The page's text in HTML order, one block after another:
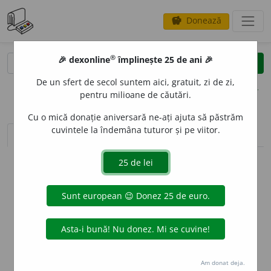
savings Donează
clear
opțiuni
sinteza definițiilor (1) definiții (17) conjugări
info
Aceste definiții sunt compilate de
echipa dexonline. Definițiile
originale se află pe filadefiniții.
preferințe
🎉 dexonline® împlinește 25 de ani 🎉
De un sfert de secol suntem aici, gratuit, zi de zi,
pentru milioane de căutări.
Cu o mică donație aniversară ne-ați ajuta să păstrăm
cuvintele la îndemâna tuturor și pe viitor.
Am donat deja.